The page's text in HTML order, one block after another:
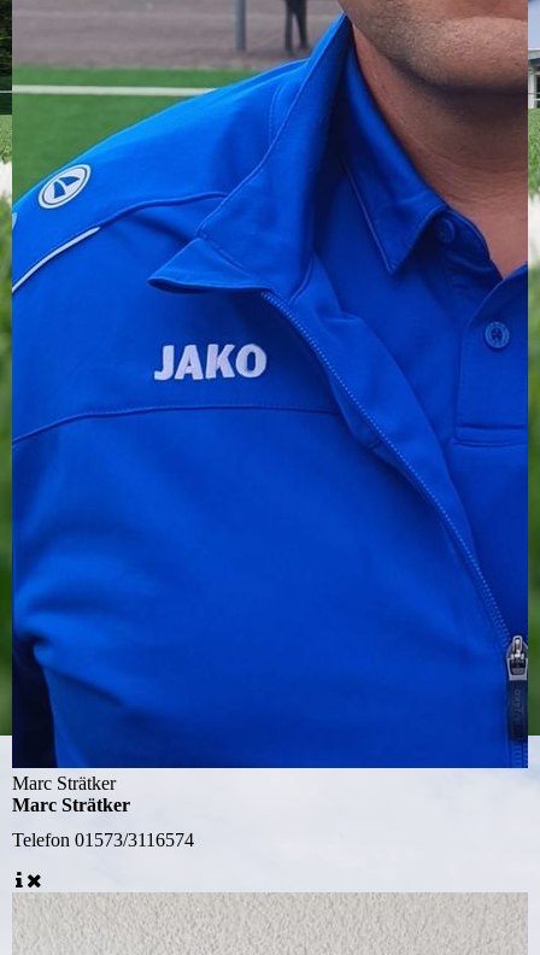
Marc Strätker
Marc Strätker
Telefon 01573/3116574